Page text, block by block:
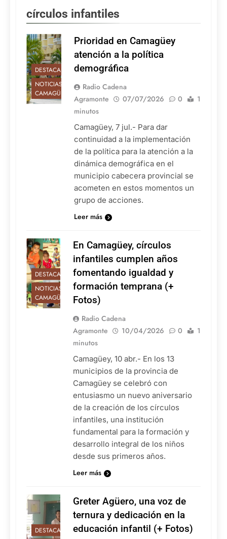
círculos infantiles
DESTACADAS
NOTICIAS DE
CAMAGÜEY
Prioridad en Camagüey
atención a la política
demográfica
Radio Cadena
Agramonte
07/07/2026 0
1
minutos
Camagüey, 7 jul.- Para dar
continuidad a la implementación
de la política para la atención a la
dinámica demográfica en el
municipio cabecera provincial se
acometen en estos momentos un
grupo de acciones.
Leer más
DESTACADAS
NOTICIAS DE
CAMAGÜEY
En Camagüey, círculos
infantiles cumplen años
fomentando igualdad y
formación temprana (+
Fotos)
Radio Cadena
Agramonte
10/04/2026 0
1
minutos
Camagüey, 10 abr.- En los 13
municipios de la provincia de
Camagüey se celebró con
entusiasmo un nuevo aniversario
de la creación de los círculos
infantiles, una institución
fundamental para la formación y
desarrollo integral de los niños
desde sus primeros años.
Leer más
DESTACADAS
Greter Agüero, una voz de
ternura y dedicación en la
educación infantil (+ Fotos)